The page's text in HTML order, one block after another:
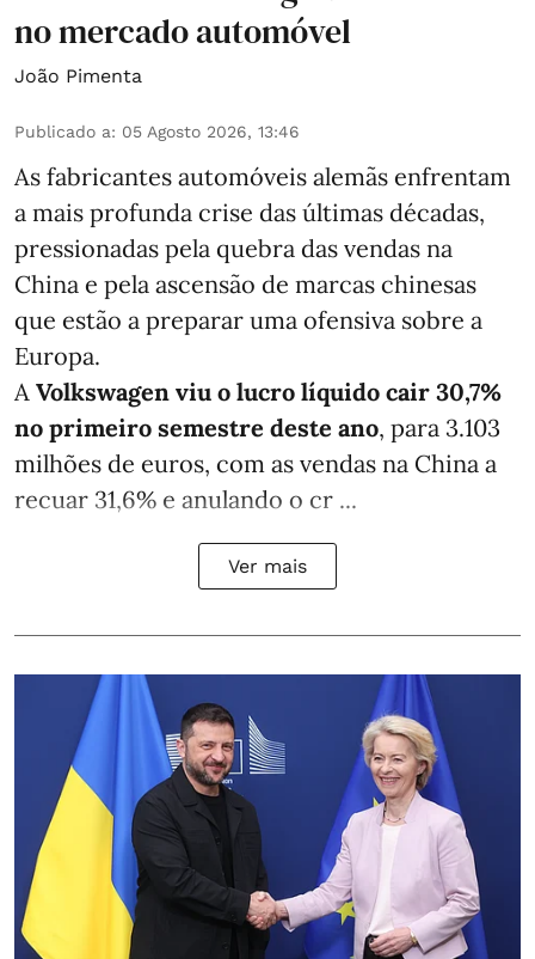
no mercado automóvel
João Pimenta
Publicado a: 05 Agosto 2026, 13:46
As fabricantes automóveis alemãs enfrentam
a mais profunda crise das últimas décadas,
pressionadas pela quebra das vendas na
China e pela ascensão de marcas chinesas
que estão a preparar uma ofensiva sobre a
Europa.
A Volkswagen viu o lucro líquido cair 30,7%
no primeiro semestre deste ano, para 3.103
milhões de euros, com as vendas na China a
recuar 31,6% e anulando o cr ...
Ver mais